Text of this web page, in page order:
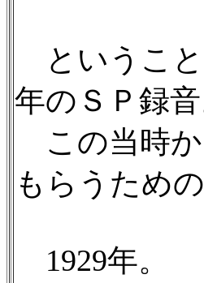
ということ
年のＳＰ録音
この当時か
もらうための
1929年。